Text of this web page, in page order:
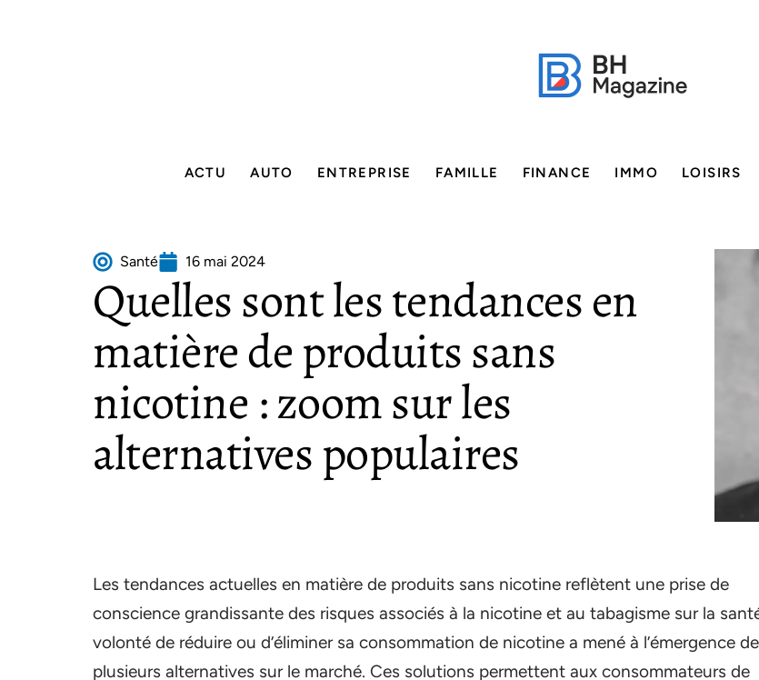
ACTU AUTO ENTREPRISE FAMILLE FINANCE IMMO LOISIRS
Santé 16 mai 2024
Quelles sont les tendances en
matière de produits sans
nicotine : zoom sur les
alternatives populaires
Les tendances actuelles en matière de produits sans nicotine reflètent une prise de
conscience grandissante des risques associés à la nicotine et au tabagisme sur la
volonté de réduire ou d’éliminer sa consommation de nicotine a mené à l’émergence de
plusieurs alternatives sur le marché. Ces solutions permettent aux consommateurs de